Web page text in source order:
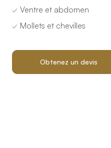
✓ Ventre et abdomen
✓ Mollets et chevilles
Obtenez un devis